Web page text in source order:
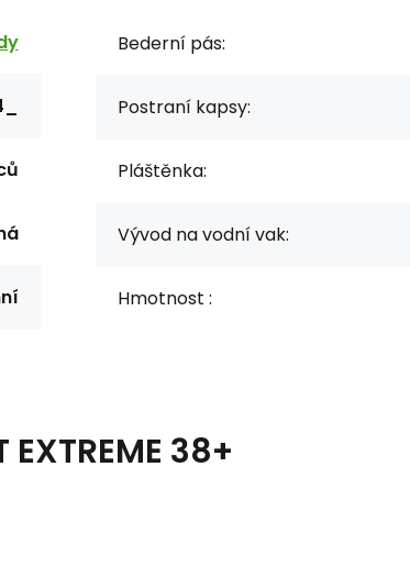
Bederní pás:
Postraní kapsy:
Pláštěnka:
Vývod na vodní vak:
Hmotnost :
38+